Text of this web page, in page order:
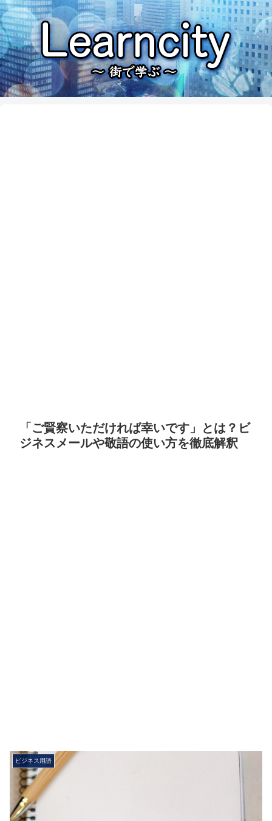
「ご賢察いただければ幸いです」とは？ビ
ジネスメールや敬語の使い方を徹底解釈
ビジネス用語